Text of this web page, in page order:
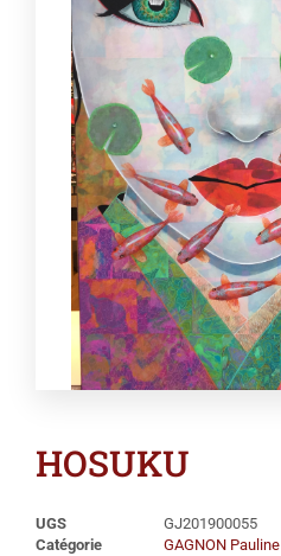
HOSUKU
UGS
GJ201900055
Catégorie
GAGNON Pauline